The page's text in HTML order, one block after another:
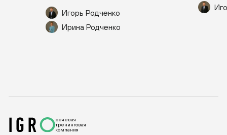
Игорь Родченко
Ирина Родченко
речевая
тренинговая
компания